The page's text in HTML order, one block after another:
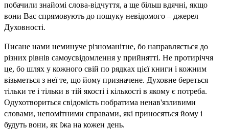
побачили знайомі слова-відчуття, а ще більш вдячні, якщо
вони Вас спрямовують до пошуку невідомого – джерел
Духовності.
Писане нами неминуче різноманітне, бо направляється до
різних рівнів самоусвідомлення у прийнятті. Не протиріччя
це, бо шлях у кожного свій по рядках цієї книги і кожним
візьметься з неї те, що йому призначене. Духовне береться
тільки те і тільки в тій якості і кількості в якому є потреба.
Одухотвориться свідомість побратима ненав'язливими
словами, непомітними справами, які приносяться йому і
будуть вони, як їжа на кожен день.